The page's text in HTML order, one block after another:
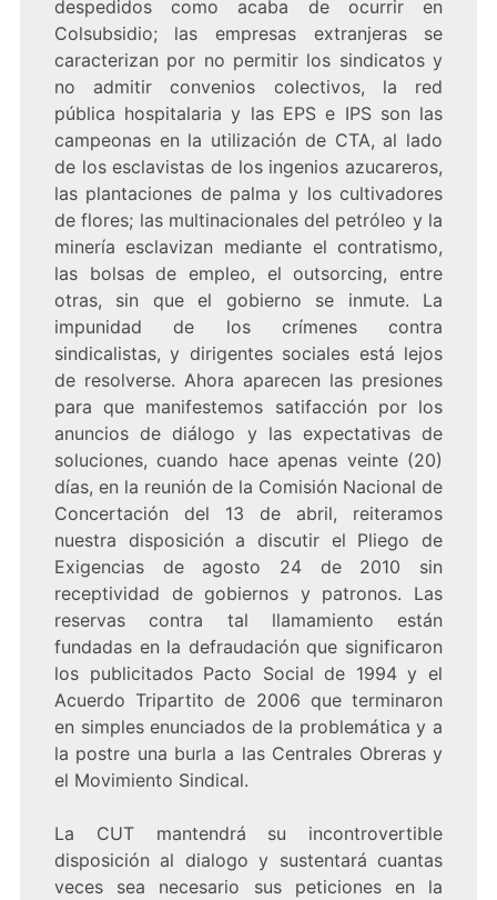
despedidos como acaba de ocurrir en
Colsubsidio; las empresas extranjeras se
caracterizan por no permitir los sindicatos y
no admitir convenios colectivos, la red
pública hospitalaria y las EPS e IPS son las
campeonas en la utilización de CTA, al lado
de los esclavistas de los ingenios azucareros,
las plantaciones de palma y los cultivadores
de flores; las multinacionales del petróleo y la
minería esclavizan mediante el contratismo,
las bolsas de empleo, el outsorcing, entre
otras, sin que el gobierno se inmute. La
impunidad de los crímenes contra
sindicalistas, y dirigentes sociales está lejos
de resolverse. Ahora aparecen las presiones
para que manifestemos satifacción por los
anuncios de diálogo y las expectativas de
soluciones, cuando hace apenas veinte (20)
días, en la reunión de la Comisión Nacional de
Concertación del 13 de abril, reiteramos
nuestra disposición a discutir el Pliego de
Exigencias de agosto 24 de 2010 sin
receptividad de gobiernos y patronos. Las
reservas contra tal llamamiento están
fundadas en la defraudación que significaron
los publicitados Pacto Social de 1994 y el
Acuerdo Tripartito de 2006 que terminaron
en simples enunciados de la problemática y a
la postre una burla a las Centrales Obreras y
el Movimiento Sindical.
La CUT mantendrá su incontrovertible
disposición al dialogo y sustentará cuantas
veces sea necesario sus peticiones en la